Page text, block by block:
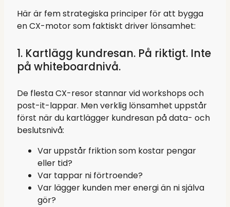
Här är fem strategiska principer för att bygga
en CX-motor som faktiskt driver lönsamhet:
1. Kartlägg kundresan. På riktigt. Inte
på whiteboardnivå.
De flesta CX-resor stannar vid workshops och
post-it-lappar. Men verklig lönsamhet uppstår
först när du kartlägger kundresan på data- och
beslutsnivå:
Var uppstår friktion som kostar pengar
eller tid?
Var tappar ni förtroende?
Var lägger kunden mer energi än ni själva
gör?